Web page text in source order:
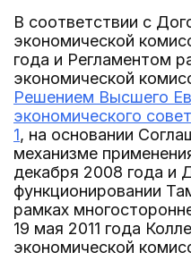
В соответствии с
экономической
года и Регламентом
экономической
Решением Высшего
экономического
1, на основании
механизме
декабря 2008 года и
функционировании
рамках
19 мая 2011 года
экономической